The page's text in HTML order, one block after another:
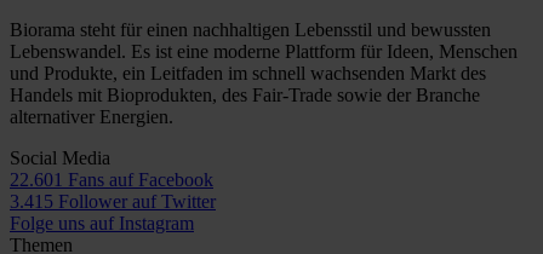
Biorama steht für einen nachhaltigen Lebensstil und bewussten
Lebenswandel. Es ist eine moderne Plattform für Ideen, Menschen
und Produkte, ein Leitfaden im schnell wachsenden Markt des
Handels mit Bioprodukten, des Fair-Trade sowie der Branche
alternativer Energien.
Social Media
22.601 Fans auf Facebook
3.415 Follower auf Twitter
Folge uns auf Instagram
Themen